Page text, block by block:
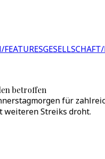
FEATURES
betroffen
für
weiteren Streiks droht.